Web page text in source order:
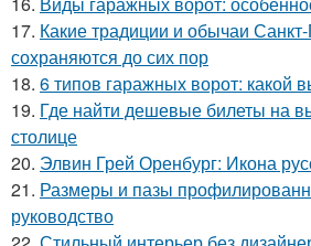
17. Какие традиции и обычаи
сохраняются до сих пор
18. 6 типов гаражных ворот: какой
19. Где найти дешевые билеты на
столице
20. Элвин Грей Оренбург: Икона
21. Размеры и пазы
руководство